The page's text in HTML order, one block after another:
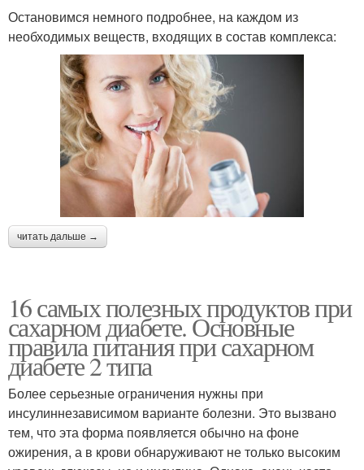
Остановимся немного подробнее, на каждом из
необходимых веществ, входящих в состав комплекса:
читать дальше →
16 самых полезных продуктов при
сахарном диабете. Основные
правила питания при сахарном
диабете 2 типа
Более серьезные ограничения нужны при
инсулиннезависимом варианте болезни. Это вызвано
тем, что эта форма появляется обычно на фоне
ожирения, а в крови обнаруживают не только высоким